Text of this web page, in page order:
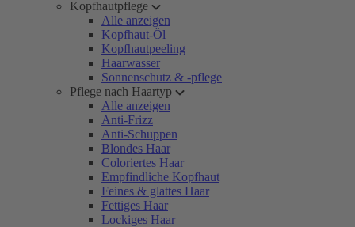
Kopfhautpflege
Alle anzeigen
Kopfhaut-Öl
Kopfhautpeeling
Haarwasser
Sonnenschutz & -pflege
Pflege nach Haartyp
Alle anzeigen
Anti-Frizz
Anti-Schuppen
Blondes Haar
Coloriertes Haar
Empfindliche Kopfhaut
Feines & glattes Haar
Fettiges Haar
Lockiges Haar